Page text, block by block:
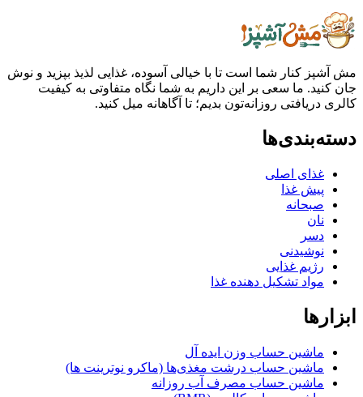
کنار شما است تا با خیالی آسوده، غذایی لذیذ بپزید و نوش
ما سعی بر این داریم به شما نگاه متفاوتی به کیفیت
روزانه‌تون بدیم؛ تا آگاهانه میل کنید.
غذای اصلی
پیش غذا
صبحانه
نوشیدنی
رژیم غذایی
مواد تشکیل دهنده غذا
ماشین حساب وزن ایده آل
ماشین حساب درشت مغذی‌ها (ماکرو نوترینت ها)
ماشین حساب مصرف آب روزانه